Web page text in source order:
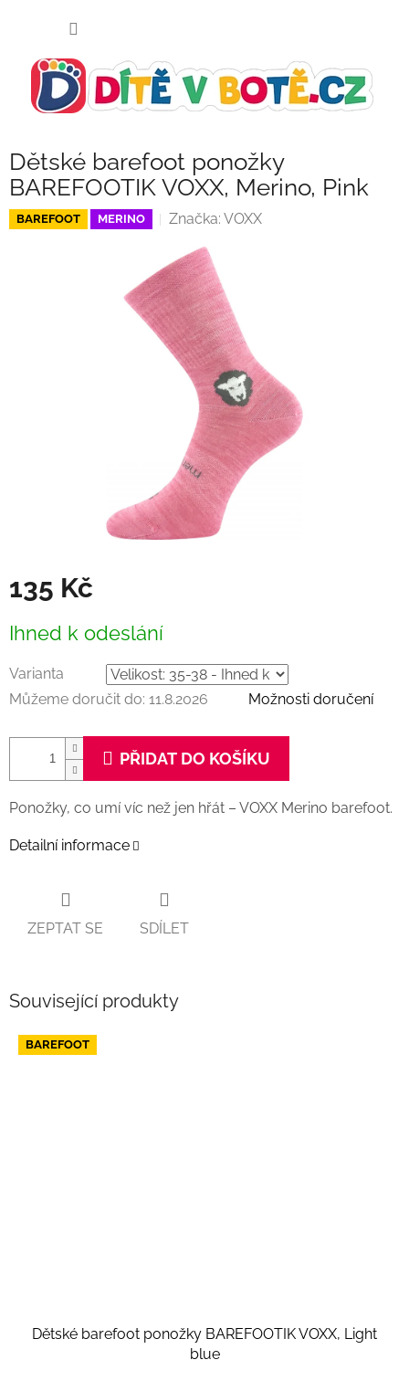
Dětské barefoot ponožky
BAREFOOTIK VOXX, Merino, Pink
BAREFOOT MERINO Značka: VOXX
135 Kč
cena:
Ihned k odeslání
Varianta
Můžeme doručit do: 11.8.2026 Možnosti doručení
PŘIDAT DO KOŠÍKU
Ponožky, co umí víc než jen hřát – VOXX Merino barefoot.
Detailní informace
ZEPTAT SE SDÍLET
Související produkty
BAREFOOT
Dětské barefoot ponožky BAREFOOTIK VOXX, Light
blue